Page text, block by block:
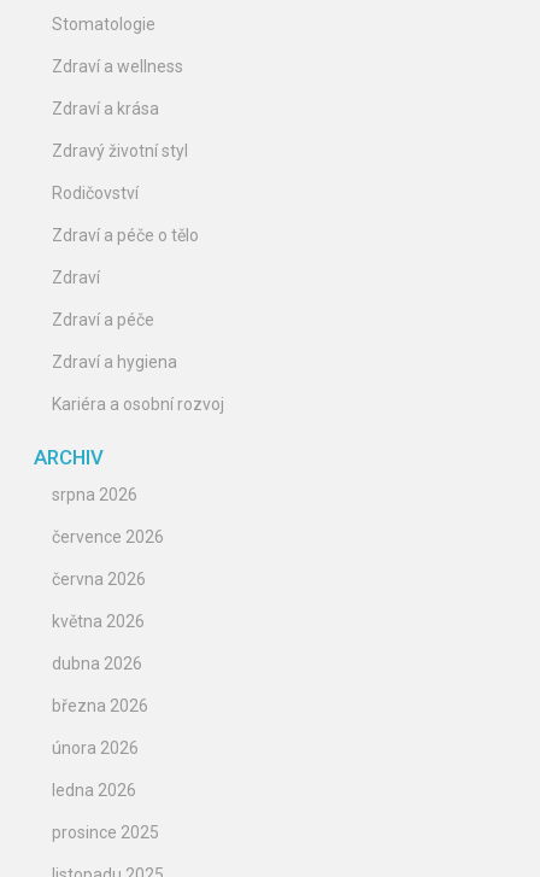
Stomatologie
Zdraví a wellness
Zdraví a krása
Zdravý životní styl
Rodičovství
Zdraví a péče o tělo
Zdraví
Zdraví a péče
Zdraví a hygiena
Kariéra a osobní rozvoj
ARCHIV
srpna 2026
července 2026
června 2026
května 2026
dubna 2026
března 2026
února 2026
ledna 2026
prosince 2025